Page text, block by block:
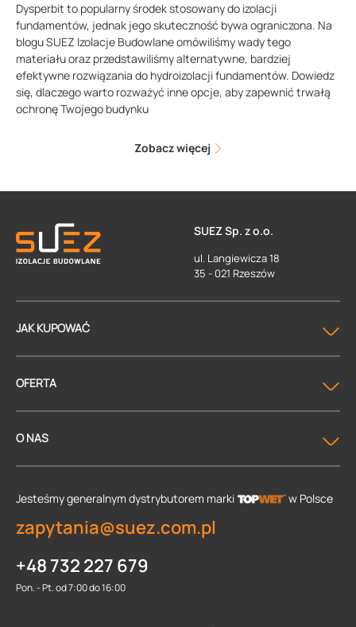
Dysperbit to popularny środek stosowany do izolacji
fundamentów, jednak jego skuteczność bywa ograniczona. Na
blogu SUEZ Izolacje Budowlane omówiliśmy wady tego
materiału oraz przedstawiliśmy alternatywne, bardziej
efektywne rozwiązania do hydroizolacji fundamentów. Dowiedz
się, dlaczego warto rozważyć inne opcje, aby zapewnić trwałą
ochronę Twojego budynku
Zobacz więcej
SUEZ Sp. z o.o.
ul. Langiewicza 18
35 - 021 Rzeszów
JAK KUPOWAĆ
OFERTA
O NAS
Jesteśmy generalnym dystrybutorem marki w Polsce
zapytania@suez.com.pl
+48 732 227 679
Pon. - Pt. od 7:00 do 16:00